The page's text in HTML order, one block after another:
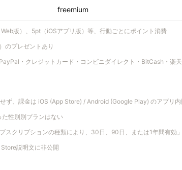
freemium
版）、5pt（iOSアプリ版）等、行動ごとにポイント消費
のプレゼントあり
・クレジットカード・コンビニダイレクト・BitCash・楽
ず、課金は iOS (App Store) / Android (Google Play) のアプリ内
性別別プランはない
スクリプションの種類により、30日、90日、または1年間有効
説明文に非公開